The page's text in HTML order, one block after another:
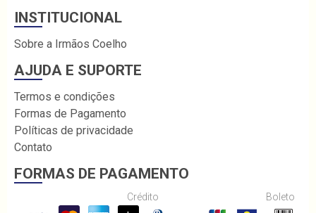
INSTITUCIONAL
Sobre a Irmãos Coelho
AJUDA E SUPORTE
Termos e condições
Formas de Pagamento
Políticas de privacidade
Contato
FORMAS DE PAGAMENTO
Crédito Boleto